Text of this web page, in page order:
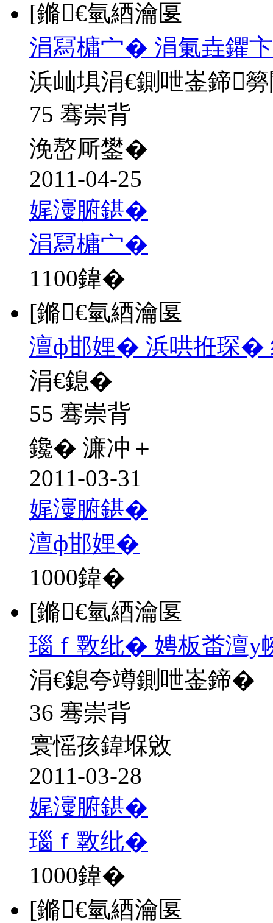
[鏅€氫綇瀹匽
涓冩槦宀� 涓氭垚鑺
浜屾埧涓€鍘呭崟鍗
75 骞崇背
浼嶅厛鐢�
2011-04-25
娓濅腑鍖�
涓冩槦宀�
1100鍏�
[鏅€氫綇瀹匽
澶ф邯娌� 浜哄拰琛�
涓€鎴�
55 骞崇背
鑱� 濂冲＋
2011-03-31
娓濅腑鍖�
澶ф邯娌�
1000鍏�
[鏅€氫綇瀹匽
瑙ｆ斁纰� 娉板畨澶у
涓€鎴夸竴鍘呭崟鍗�
36 骞崇背
寰愮孩鍏堢敓
2011-03-28
娓濅腑鍖�
瑙ｆ斁纰�
1000鍏�
[鏅€氫綇瀹匽